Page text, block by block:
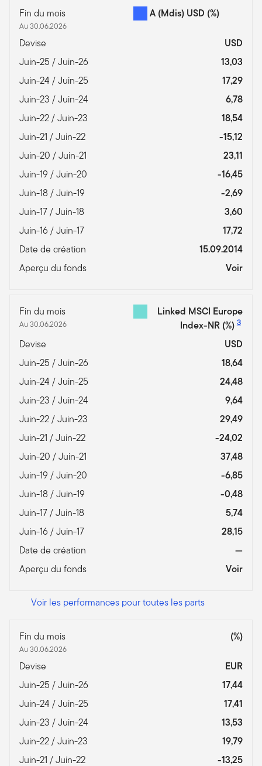
Fin du mois
Au 30.06.2026
A (Mdis) USD (%)
Devise
USD
Juin-25 / Juin-26
13,03
Juin-24 / Juin-25
17,29
Juin-23 / Juin-24
6,78
Juin-22 / Juin-23
18,54
Juin-21 / Juin-22
-15,12
Juin-20 / Juin-21
23,11
Juin-19 / Juin-20
-16,45
Juin-18 / Juin-19
-2,69
Juin-17 / Juin-18
3,60
Juin-16 / Juin-17
17,72
Date de création
15.09.2014
Aperçu du fonds
Voir
Fin du mois
Au 30.06.2026
Linked MSCI Europe
Index-NR (%)3
Devise
USD
Juin-25 / Juin-26
18,64
Juin-24 / Juin-25
24,48
Juin-23 / Juin-24
9,64
Juin-22 / Juin-23
29,49
Juin-21 / Juin-22
-24,02
Juin-20 / Juin-21
37,48
Juin-19 / Juin-20
-6,85
Juin-18 / Juin-19
-0,48
Juin-17 / Juin-18
5,74
Juin-16 / Juin-17
28,15
Date de création
—
Aperçu du fonds
Voir
Voir les performances pour toutes les parts
Fin du mois
Au 30.06.2026
(%)
Devise
EUR
Juin-25 / Juin-26
17,44
Juin-24 / Juin-25
17,41
Juin-23 / Juin-24
13,53
Juin-22 / Juin-23
19,79
Juin-21 / Juin-22
-13,25